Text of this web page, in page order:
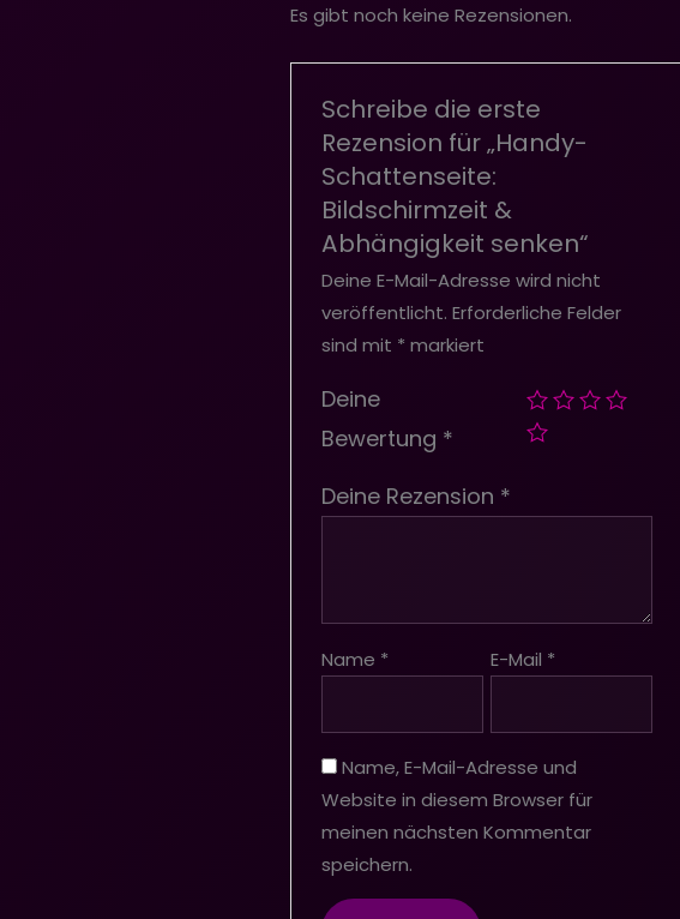
Es gibt noch keine Rezensionen.
Schreibe die erste
Rezension für „Handy-
Schattenseite:
Bildschirmzeit &
Abhängigkeit senken“
Deine E-Mail-Adresse wird nicht
veröffentlicht. Erforderliche Felder
sind mit * markiert
Deine
Bewertung *
Deine Rezension *
Name * E-Mail *
Name, E-Mail-Adresse und
Website in diesem Browser für
meinen nächsten Kommentar
speichern.